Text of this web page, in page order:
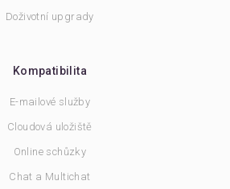
Doživotní upgrady
Kompatibilita
E-mailové služby
Cloudová uložiště
Online schůzky
Chat a Multichat